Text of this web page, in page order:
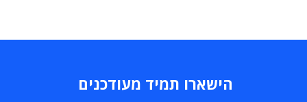
הישארו תמיד מעודכנים